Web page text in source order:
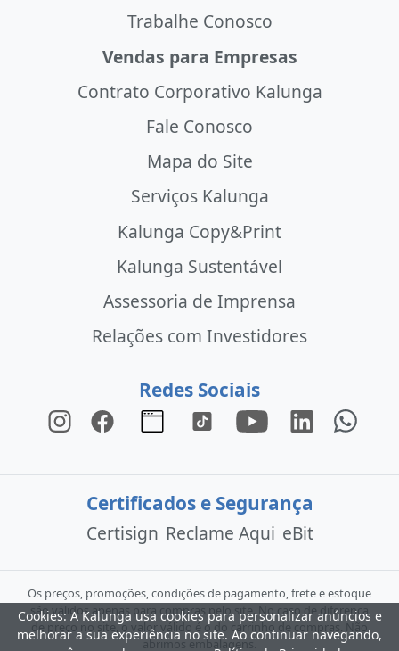
Trabalhe Conosco
Vendas para Empresas
Contrato Corporativo Kalunga
Fale Conosco
Mapa do Site
Serviços Kalunga
Kalunga Copy&Print
Kalunga Sustentável
Assessoria de Imprensa
Relações com Investidores
Redes Sociais
Certificados e Segurança
Certisign Reclame Aqui eBit
Os preços, promoções, condições de pagamento, frete e estoque
são válidos apenas para compras pelo site. No caso de diferença
de preço no site, o valor válido é o do carrinho de compras. Não
abrimos embalagens.
Cookies: A Kalunga usa cookies para personalizar anúncios e
melhorar a sua experiência no site. Ao continuar navegando,